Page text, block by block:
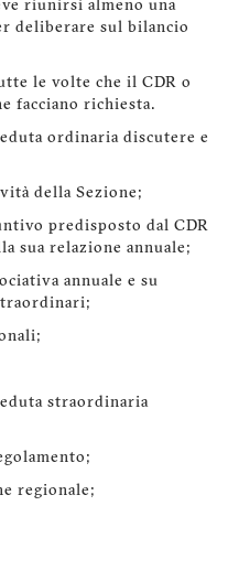
riunirsi almeno una
deliberare sul bilancio
le volte che il CDR o
facciano richiesta.
ordinaria discutere e
della Sezione;
predisposto dal CDR
sua relazione annuale;
annuale e su
straordinaria
regionale;